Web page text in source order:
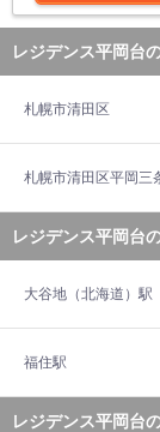
レジデンス平岡台
札幌市清田区
札幌市清田区平岡三
レジデンス平岡台
大谷地（北海道）駅
福住駅
レジデンス平岡台